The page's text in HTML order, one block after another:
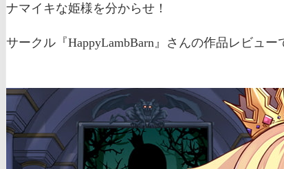
ナマイキな姫様を分からせ！
サークル『HappyLambBarn』さんの作品レビュー